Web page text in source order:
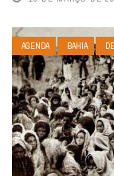
AGENDA BAHIA